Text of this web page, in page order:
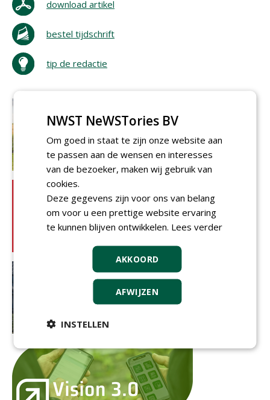
download artikel
bestel tijdschrift
tip de redactie
NWST NeWSTories BV
Om goed in staat te zijn onze website aan
te passen aan de wensen en interesses
van de bezoeker, maken wij gebruik van
cookies.
Deze gegevens zijn voor ons van belang
om voor u een prettige website ervaring
te kunnen blijven ontwikkelen. Lees verder
AKKOORD
AFWIJZEN
INSTELLEN